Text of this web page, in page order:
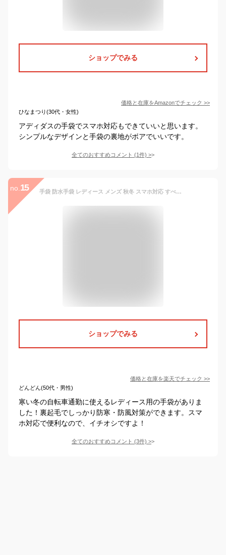
ショップでみる
価格と在庫をAmazonでチェック >>
ひなまつり(30代・女性)
アディダスの手袋でスマホ対応もできていいと思います。
シンプルなデザインと手袋の裏地がボアでいいです。
全てのおすすめコメント (1件) >
no. 15 手袋 防水手袋 レディース メンズ 秋冬 スマホ対応 すべり止め ニットカウス 裏起毛 ポリエステル 自転車 雪 雨 通勤 通学 2サイズ 2カラー
ショップでみる
価格と在庫を楽天でチェック >>
どんどん(50代・男性)
寒い冬の自転車通勤に使えるレディース用の手袋がありま
した！裏起毛でしっかり防寒・防風対策ができます。スマ
ホ対応で便利なので、イチオシですよ！
全てのおすすめコメント (3件) >